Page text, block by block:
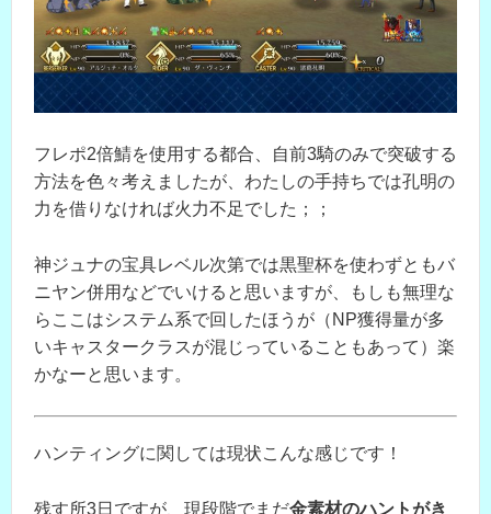
フレポ2倍鯖を使用する都合、自前3騎のみで突破する
方法を色々考えましたが、わたしの手持ちでは孔明の
力を借りなければ火力不足でした；；
神ジュナの宝具レベル次第では黒聖杯を使わずともバ
ニヤン併用などでいけると思いますが、もしも無理な
らここはシステム系で回したほうが（NP獲得量が多
いキャスタークラスが混じっていることもあって）楽
かなーと思います。
ハンティングに関しては現状こんな感じです！
残す所3日ですが、現段階でまだ金素材のハントがき